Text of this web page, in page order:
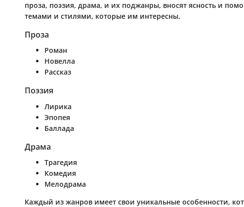
проза, поэзия, драма, и их поджанры, вносят ясность и
темами и стилями, которые им интересны.
Проза
Роман
Новелла
Рассказ
Поэзия
Лирика
Эпопея
Баллада
Драма
Трагедия
Комедия
Мелодрама
Каждый из жанров имеет свои уникальные особенности,